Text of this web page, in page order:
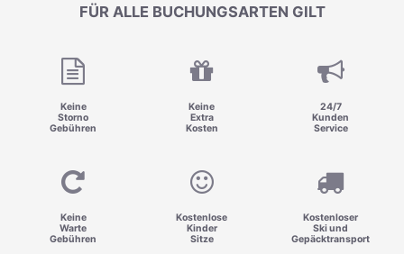
FÜR ALLE BUCHUNGSARTEN GILT
Keine
Storno
Gebühren
Keine
Extra
Kosten
24/7
Kunden
Service
Keine
Warte
Gebühren
Kostenlose
Kinder
Sitze
Kostenloser
Ski und
Gepäcktransport